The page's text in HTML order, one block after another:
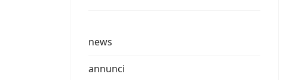
news
annunci